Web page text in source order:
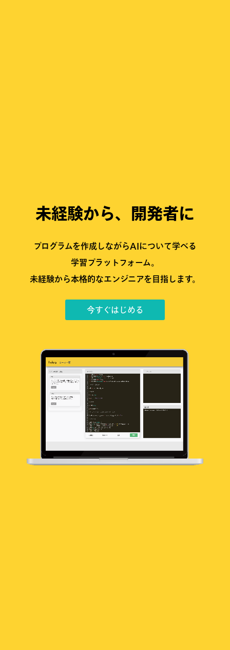
未経験から、開発者に
プログラムを作成しながらAIについて学べる
学習プラットフォーム。
未経験から本格的なエンジニアを目指します。
今すぐはじめる